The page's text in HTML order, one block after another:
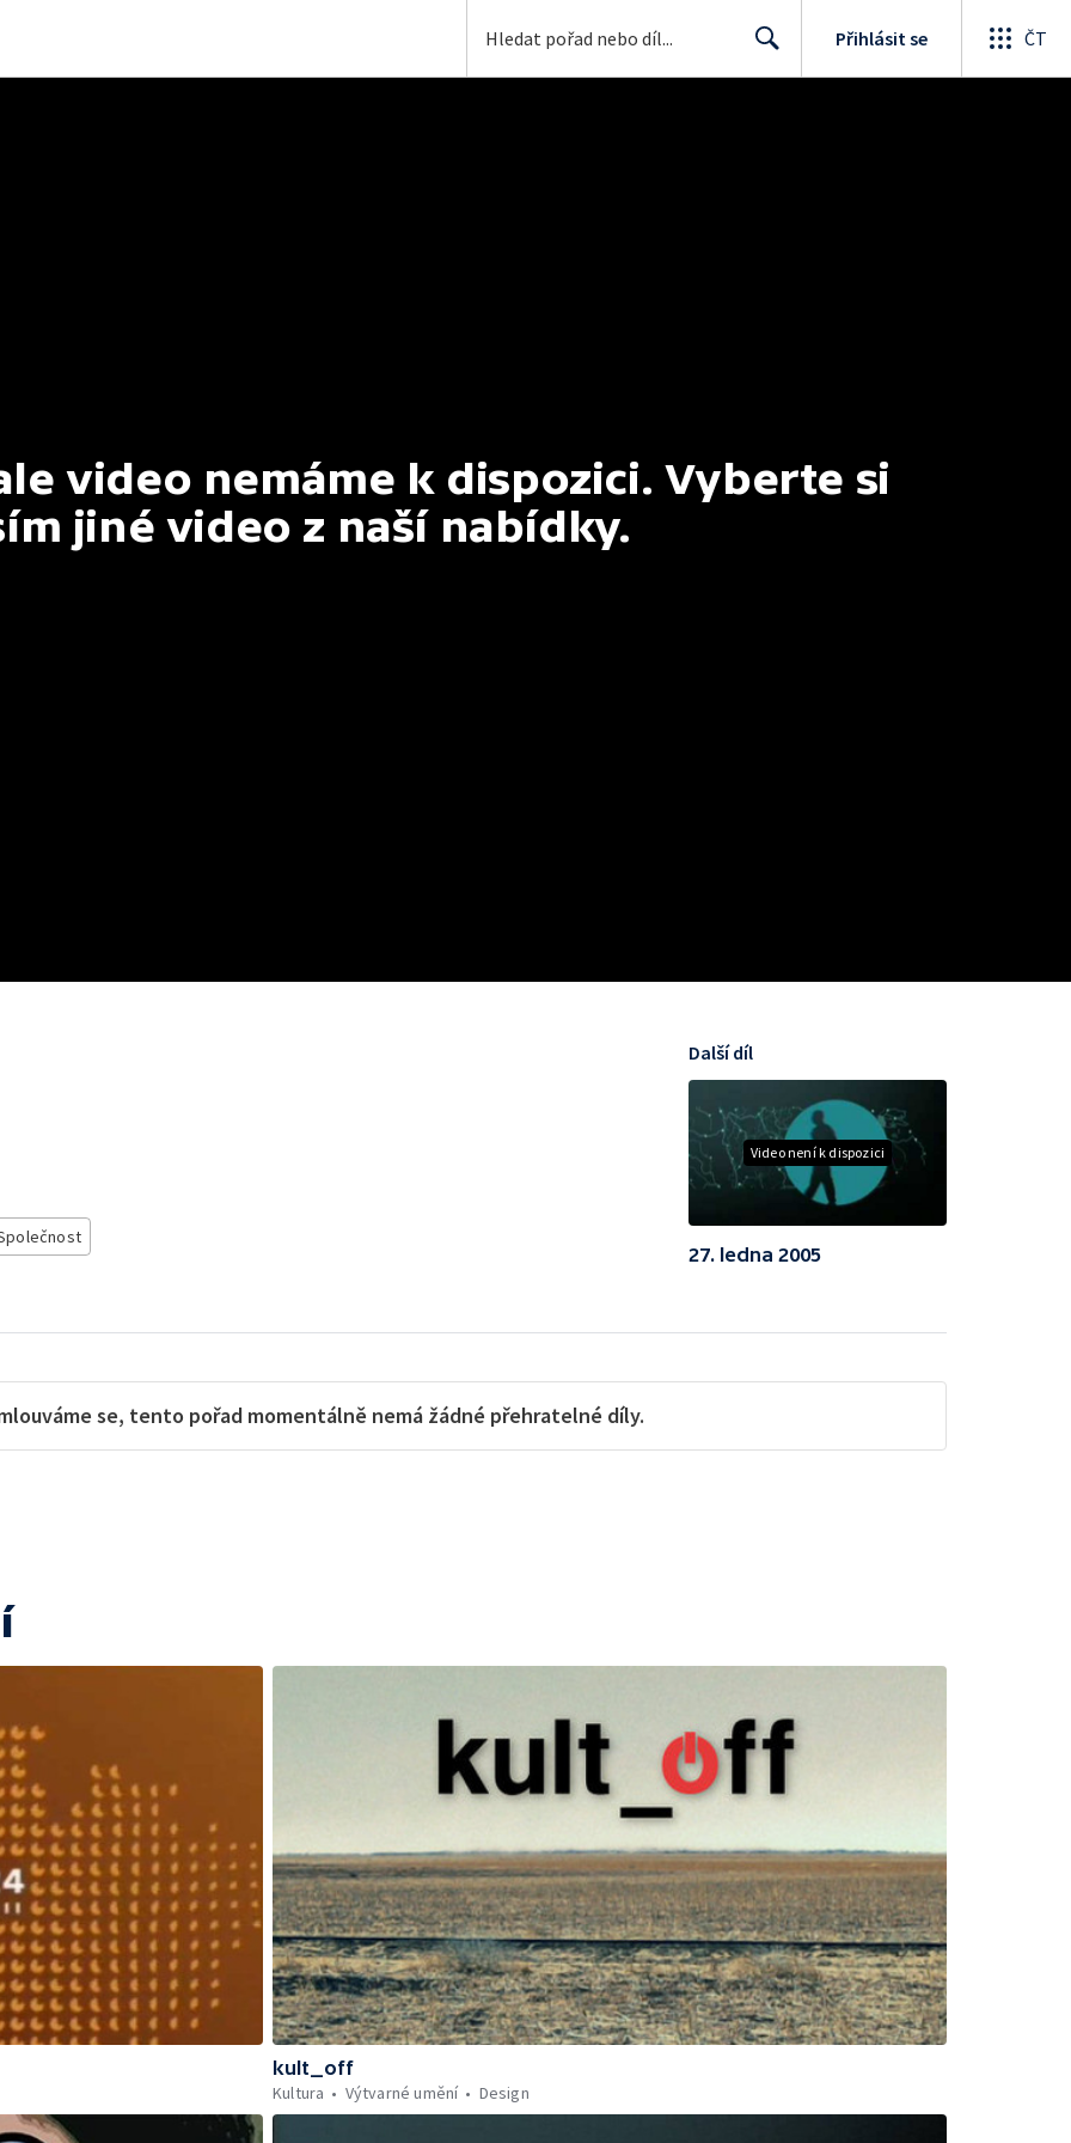
Přihlásit se ČT
video nemáme k dispozici. Vyberte si
jiné video z naší nabídky.
Video není k dispozici
Další díl
27. ledna 2005
se, tento pořad momentálně nemá žádné přehratelné díly.
kult_off
Kultura
Výtvarné umění Design